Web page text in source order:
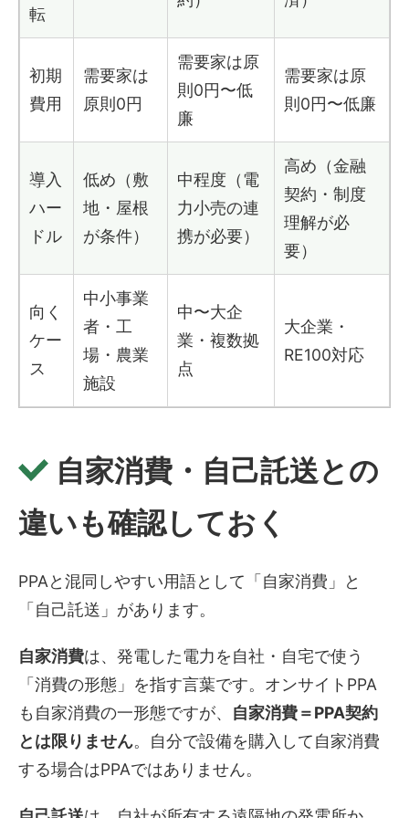
転
初期
費用
需要家は
原則0円
需要家は原
則0円〜低
廉
需要家は原
則0円〜低廉
導入
ハー
ドル
低め（敷
地・屋根
が条件）
中程度（電
力小売の連
携が必要）
高め（金融
契約・制度
理解が必
要）
向く
ケー
ス
中小事業
者・工
場・農業
施設
中〜大企
業・複数拠
点
大企業・
RE100対応
自家消費・自己託送との
違いも確認しておく
PPAと混同しやすい用語として「自家消費」と
「自己託送」があります。
自家消費は、発電した電力を自社・自宅で使う
「消費の形態」を指す言葉です。オンサイトPPA
も自家消費の一形態ですが、 自家消費＝PPA契約
とは限りません。自分で設備を購入して自家消費
する場合はPPAではありません。